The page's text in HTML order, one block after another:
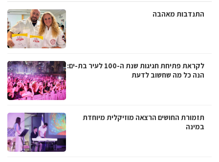
התנדבות מאהבה
לקראת פתיחת חגיגות שנת ה-100 לעיר בת-ים:
הנה כל מה שחשוב לדעת
תזמורת החושים הרצאה מוזיקלית מיוחדת
במינה